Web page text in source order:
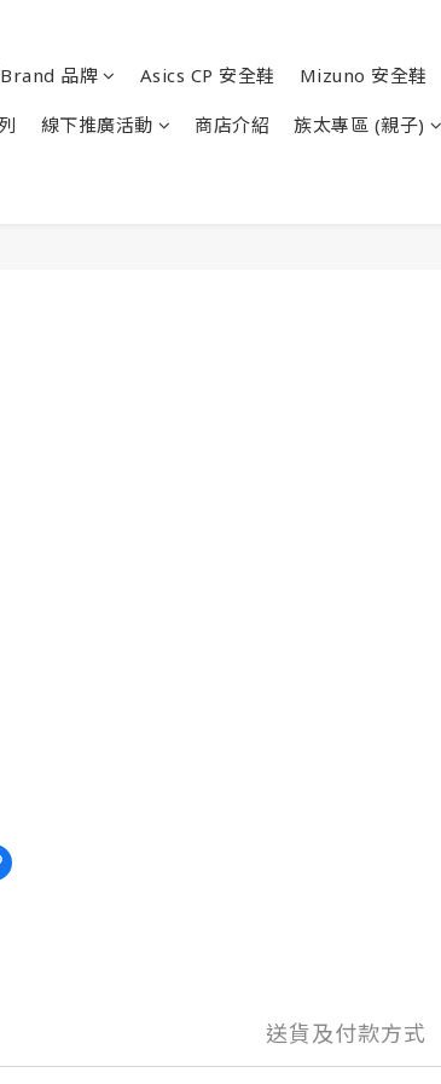
品牌 Asics CP 安全鞋 Mizuno 安全鞋
線下推廣活動 商店介紹 族太專區 (親子)
送貨及付款方式